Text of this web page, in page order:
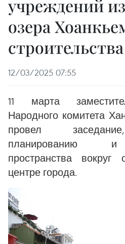
учреждений
озера
12/03/2025 07:55
11 марта
Народного комитета
провел
планированию и
пространства
центре города.